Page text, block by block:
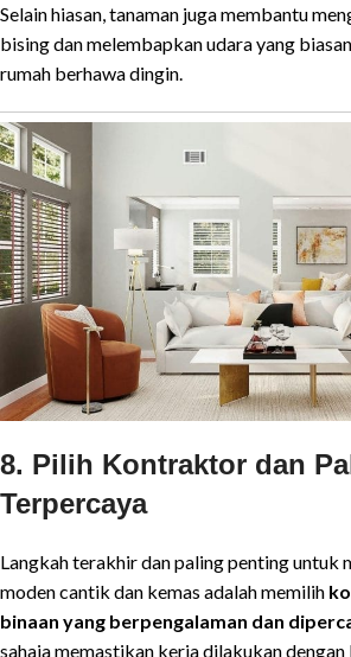
Selain hiasan, tanaman juga membantu
bising dan melembapkan udara yang
rumah berhawa dingin.
8. Pilih Kontraktor dan
Terpercaya
Langkah terakhir dan paling penting untuk
moden cantik dan kemas adalah memilih
binaan yang berpengalaman dan
sahaja memastikan kerja dilakukan